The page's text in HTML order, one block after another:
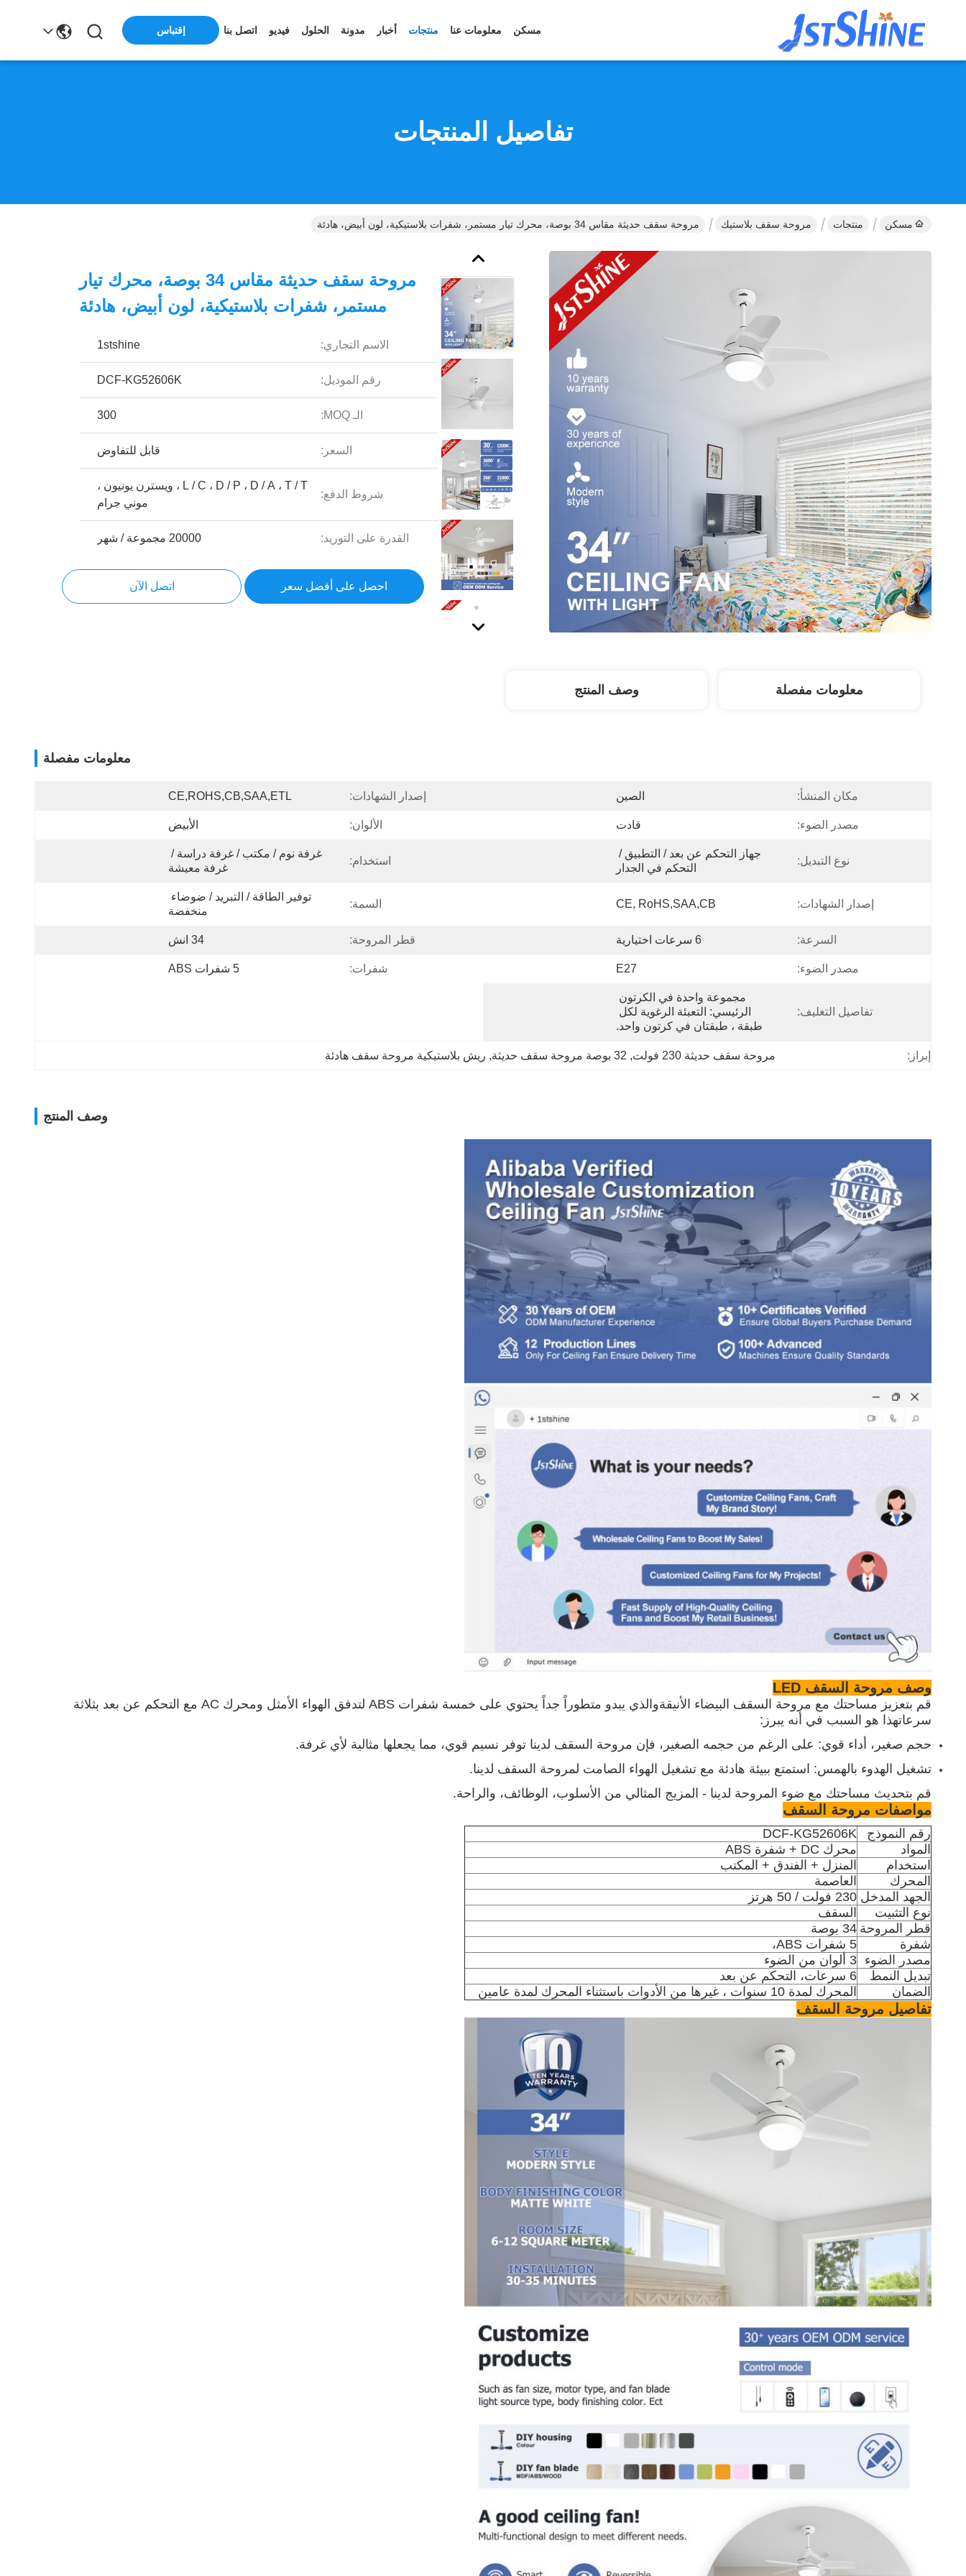
مسكن معلومات عنا منتجات أخبار مدونة الحلول فيديو اتصل بنا إقتباس
تفاصيل المنتجات
مسكن منتجات مروحة سقف بلاستيك مروحة سقف حديثة مقاس 34 بوصة، محرك تيار مستمر، شفرات بلاستيكية، لون أبيض، هادئة
مروحة سقف حديثة مقاس 34 بوصة، محرك تيار
مستمر، شفرات بلاستيكية، لون أبيض، هادئة
الاسم التجاري: 1stshine
رقم الموديل: DCF-KG52606K
الـ MOQ: 300
السعر: قابل للتفاوض
شروط الدفع:
L / C ، D / P ، D / A ، T / T ، ويسترن يونيون ،
موني جرام
القدرة على التوريد: 20000 مجموعة / شهر
احصل على أفضل سعر اتصل الآن
معلومات مفصلة وصف المنتج
معلومات مفصلة
مكان المنشأ: الصين إصدار الشهادات: CE,ROHS,CB,SAA,ETL
مصدر الضوء: قادت الألوان: الأبيض
نوع التبديل:
التحكم في الجدار
استخدام:
غرفة معيشة
إصدار الشهادات: CE, RoHS,SAA,CB السمة:
منخفضة
السرعة: 6 سرعات اختيارية قطر المروحة: 34 انش
مصدر الضوء: E27 شفرات: 5 شفرات ABS
تفاصيل التغليف:
طبقة ، طبقتان في كرتون واحد.
إبراز: مروحة سقف حديثة 230 فولت , 32 بوصة مروحة سقف حديثة , ريش بلاستيكية مروحة سقف هادئة
وصف المنتج
وصف مروحة السقف LED
قم بتعزيز مساحتك مع مروحة السقف البيضاء الأنيقةوالذي يبدو متطوراً جداً يحتوي على خمسة شفرات ABS لتدفق الهواء الأمثل ومحرك AC مع التحكم عن بعد بثلاثة
سرعاتهذا هو السبب في أنه يبرز:
حجم صغير، أداء قوي: على الرغم من حجمه الصغير، فإن مروحة السقف لدينا توفر نسيم قوي، مما يجعلها مثالية لأي غرفة.
تشغيل الهدوء بالهمس: استمتع ببيئة هادئة مع تشغيل الهواء الصامت لمروحة السقف لدينا.
قم بتحديث مساحتك مع ضوء المروحة لدينا - المزيج المثالي من الأسلوب، الوظائف، والراحة.
مواصفات مروحة السقف
رقم النموذج
DCF-KG52606K
المواد
محرك DC + شفرة ABS
استخدام
المنزل + الفندق + المكتب
المحرك
العاصمة
الجهد المدخل 230 فولت / 50 هرتز
نوع التثبيت
السقف
قطر المروحة 34 بوصة
شفرة
5 شفرات ABS،
مصدر الضوء 3 ألوان من الضوء
تبديل النمط
6 سرعات، التحكم عن بعد
الضمان
المحرك لمدة 10 سنوات ، غيرها من الأدوات باستثناء المحرك لمدة عامين
تفاصيل مروحة السقف